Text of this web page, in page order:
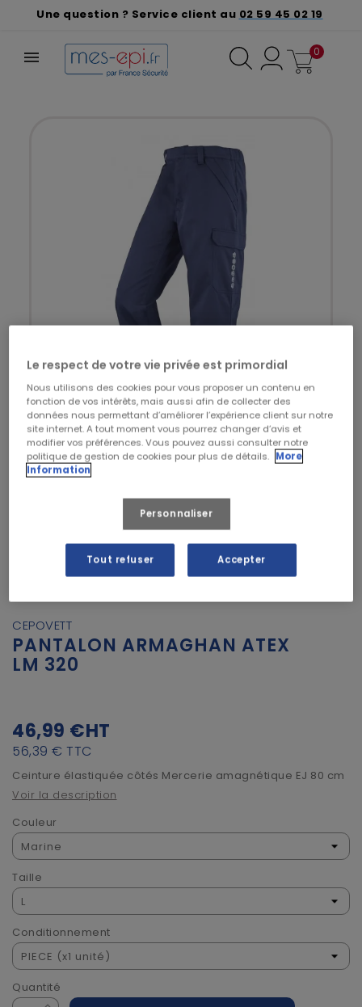
Une question ? Service client au 02 59 45 02 19
0
CEPOVETT
PANTALON ARMAGHAN ATEX
LM 320
46,99 €HT
56,39 € TTC
Ceinture élastiquée côtés Mercerie amagnétique EJ 80 cm
Voir la description
Couleur
Taille
Conditionnement
Quantité
Le respect de votre vie privée est primordial
Nous utilisons des cookies pour vous proposer un contenu en
fonction de vos intérêts, mais aussi afin de collecter des
données nous permettant d’améliorer l’expérience client sur notre
site internet. A tout moment vous pourrez changer d’avis et
modifier vos préférences. Vous pouvez aussi consulter notre
politique de gestion de cookies pour plus de détails. More
Information
Personnaliser
Tout refuser Accepter